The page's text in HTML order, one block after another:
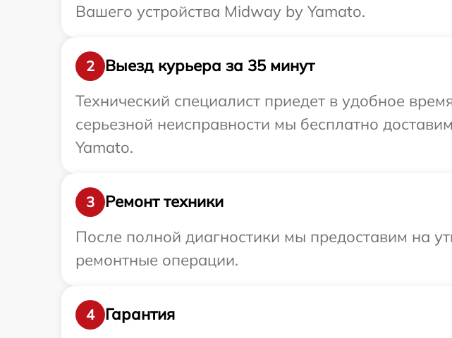
Вашего устройства Midway by Yamato.
2
Выезд курьера за 35 минут
Технический специалист приедет в удобное
серьезной неисправности мы бесплатно
Yamato.
3
Ремонт техники
После полной диагностики мы предоставим на
ремонтные операции.
4
Гарантия